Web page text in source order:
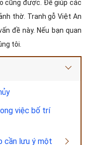
cũng được. Để giúp các
thờ. Tranh gỗ Việt An
đề này. Nếu bạn quan
tôi.
việc bố trí
cần lưu ý một